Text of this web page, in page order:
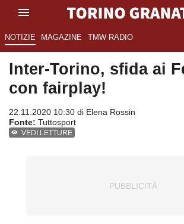
NOTIZIE MAGAZINE TMW RADIO
Inter-Torino, sfida ai
con fairplay!
22.11.2020 10:30 di Elena Rossin
Fonte: Tuttosport
VEDI LETTURE